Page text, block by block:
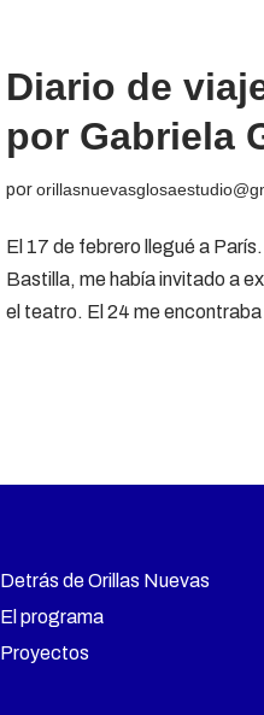
Diario de
por Gabriela
por
El 17 de febrero llegué a
Bastilla, me había invitado a
el teatro. El 24 me
Detrás de Orillas Nuevas
El programa
Proyectos